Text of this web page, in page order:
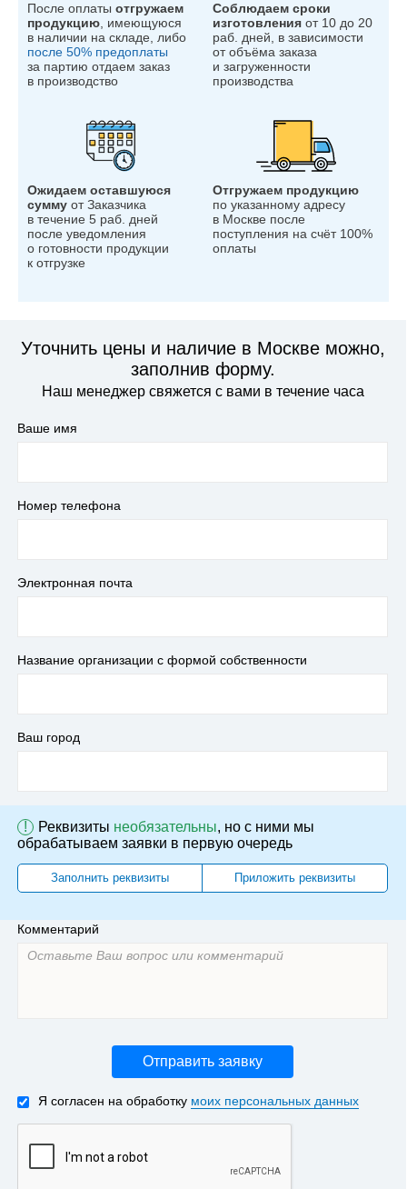
После оплатыотгружаем
продукцию , имеющуюся
в наличии на складе, либо
после 50% предоплаты
за партию отдаем заказ
в производство
Соблюдаем сроки
изготовления от 10 до 20
раб. дней, в зависимости
от объёма заказа
и загруженности
производства
Ожидаем оставшуюся
сумму от Заказчика
в течение 5 раб. дней
после уведомления
о готовности продукции
к отгрузке
Отгружаем продукцию
по указанному адресу
в Москве после
поступления на счёт 100%
оплаты
Уточнить цены и наличие в Москве можно,
заполнив форму.
Наш менеджер свяжется с вами в течение часа
Ваше имя
Номер телефона
Электронная почта
Название организации с формой собственности
Ваш город
! Реквизиты необязательны, но с ними мы
обрабатываем заявки в первую очередь
Заполнить реквизиты Приложить реквизиты
Комментарий
Отправить заявку
Я согласен на обработку моих персональных данных